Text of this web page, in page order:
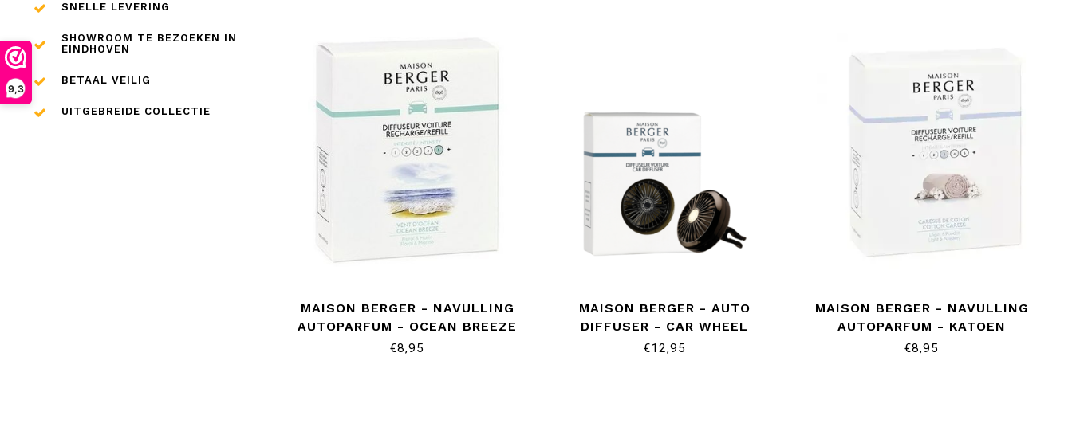
9,3
SNELLE LEVERING
SHOWROOM TE BEZOEKEN IN
EINDHOVEN
BETAAL VEILIG
UITGEBREIDE COLLECTIE
MAISON BERGER - NAVULLING
AUTOPARFUM - OCEAN BREEZE
€8,95
MAISON BERGER - AUTO
DIFFUSER - CAR WHEEL
€12,95
MAISON BERGER - NAVULLING
AUTOPARFUM - KATOEN
€8,95